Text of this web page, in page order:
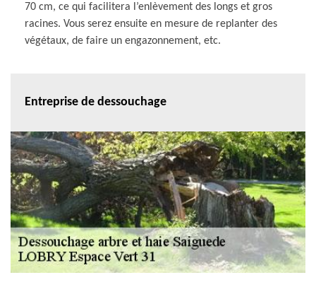
70 cm, ce qui facilitera l’enlèvement des longs et gros
racines. Vous serez ensuite en mesure de replanter des
végétaux, de faire un engazonnement, etc.
Entreprise de dessouchage